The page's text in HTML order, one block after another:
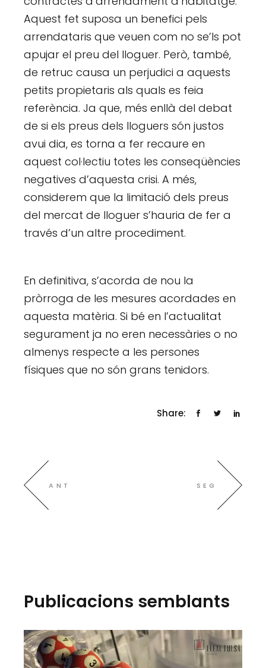
Aquest fet suposa un benefici pels
arrendataris que veuen com no se’ls pot
apujar el preu del lloguer. Però, també,
de retruc causa un perjudici a aquests
petits propietaris als quals es feia
referència. Ja que, més enllà del debat
de si els preus dels lloguers són justos
avui dia, es torna a fer recaure en
aquest col·lectiu totes les conseqüències
negatives d’aquesta crisi. A més,
considerem que la limitació dels preus
del mercat de lloguer s’hauria de fer a
través d’un altre procediment.
En definitiva, s’acorda de nou la
pròrroga de les mesures acordades en
aquesta matèria. Si bé en l’actualitat
segurament ja no eren necessàries o no
almenys respecte a les persones
físiques que no són grans tenidors.
Share:
ANT SEG
Publicacions semblants